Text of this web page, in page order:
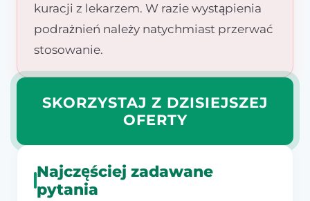
kuracji z lekarzem. W razie wystąpienia
podrażnień należy natychmiast przerwać
stosowanie.
SKORZYSTAJ Z DZISIEJSZEJ
OFERTY
Najczęściej zadawane
pytania